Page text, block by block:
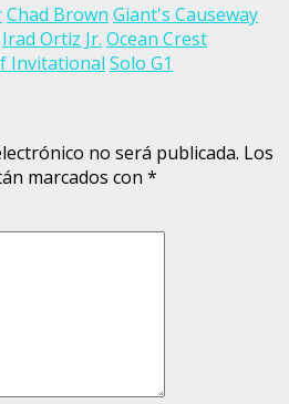
Chad Brown Giant's Causeway
Irad Ortiz Jr. Ocean Crest
Invitational Solo G1
no será publicada. Los
marcados con *